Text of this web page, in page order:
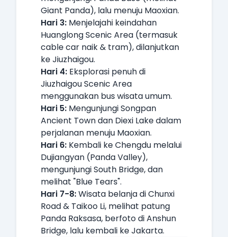
Giant Panda), lalu menuju Maoxian.
Hari 3: Menjelajahi keindahan
Huanglong Scenic Area (termasuk
cable car naik & tram), dilanjutkan
ke Jiuzhaigou.
Hari 4: Eksplorasi penuh di
Jiuzhaigou Scenic Area
menggunakan bus wisata umum.
Hari 5: Mengunjungi Songpan
Ancient Town dan Diexi Lake dalam
perjalanan menuju Maoxian.
Hari 6: Kembali ke Chengdu melalui
Dujiangyan (Panda Valley),
mengunjungi South Bridge, dan
melihat "Blue Tears".
Hari 7-8:Wisata belanja di Chunxi
Road & Taikoo Li, melihat patung
Panda Raksasa, berfoto di Anshun
Bridge, lalu kembali ke Jakarta.